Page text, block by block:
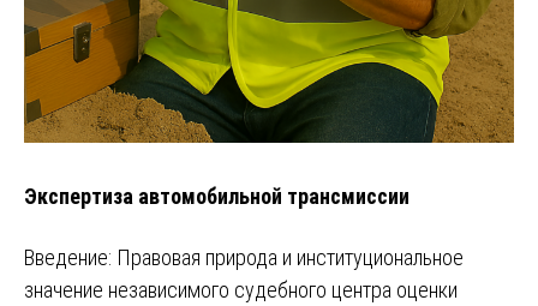
Экспертиза автомобильной трансмиссии
Введение: Правовая природа и институциональное
значение независимого судебного центра оценки